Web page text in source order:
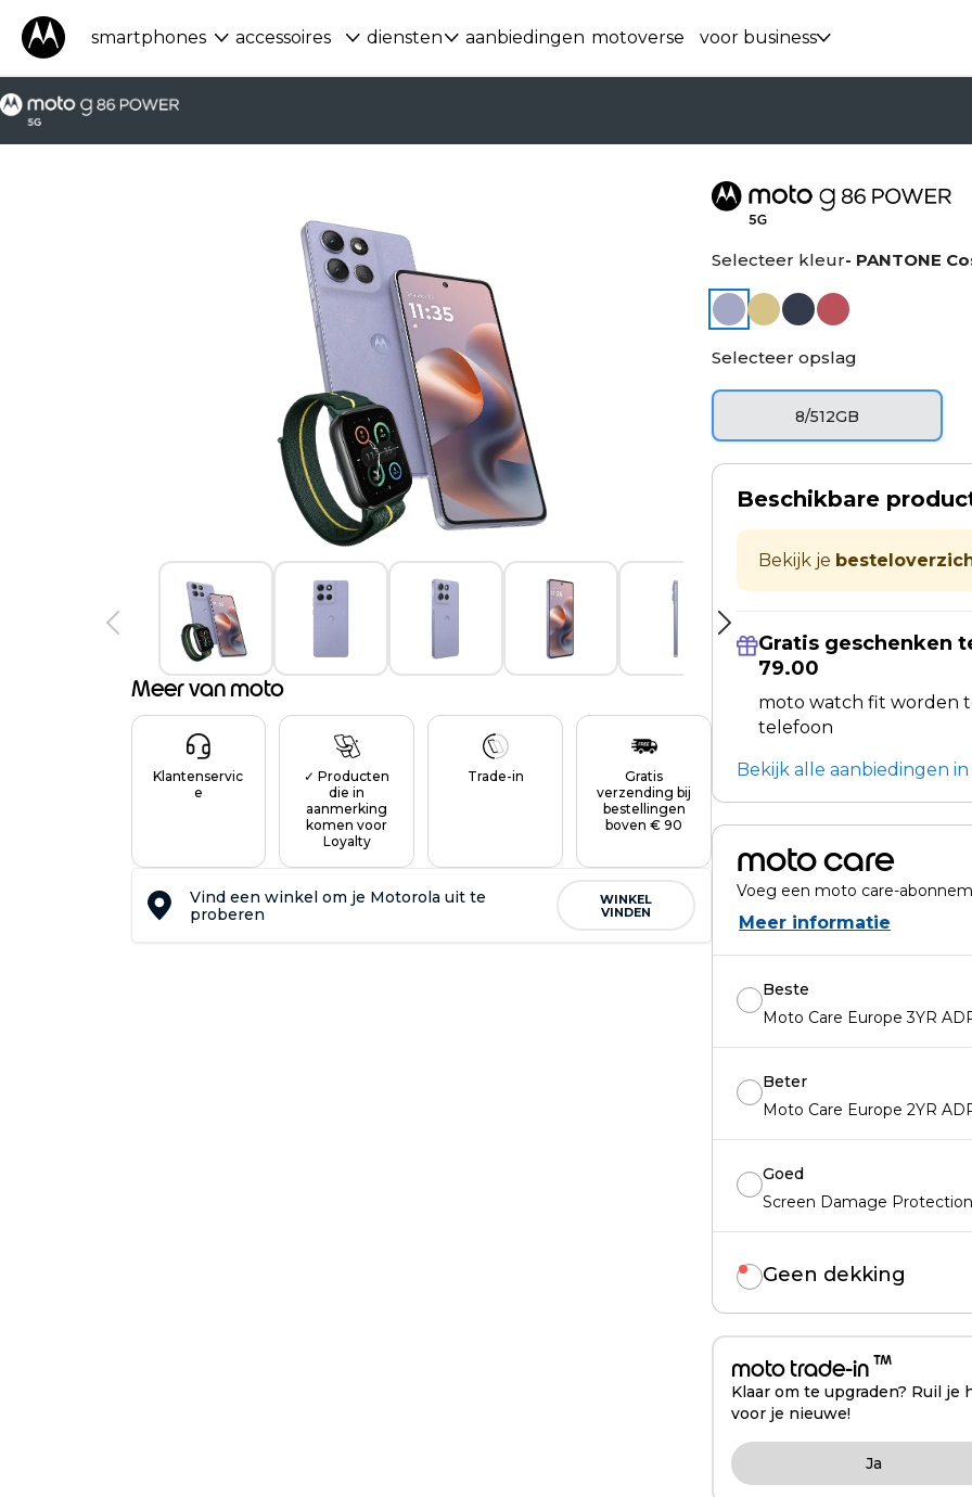
smartphones accessoires diensten aanbiedingen motoverse voor business
Meer van moto
Klantenservic
e
✓ Producten
die in
aanmerking
komen voor
Loyalty
Trade-in
Gratis
verzending bij
bestellingen
boven € 90
Vind een winkel om je Motorola uit te
proberen
WINKEL
VINDEN
Selecteer kleur- PANTONE
Selecteer opslag
8/512GB
Beschikbare
Bekijk je
Gratis geschenken
79.00
moto watch fit worden
telefoon
Bekijk alle aanbiedingen
moto care
Voeg een moto care-
Meer informatie
Beste
Moto Care Europe 3YR
Beter
Moto Care Europe 2YR
Goed
Screen Damage Protection
Geen dekking
moto trade-in ™
Klaar om te upgraden? Ruil
voor je nieuwe!
Ja